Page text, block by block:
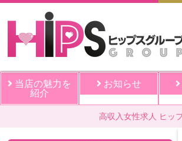
当店の魅力を
紹介
お知らせ
高収入女性求人 ヒッ